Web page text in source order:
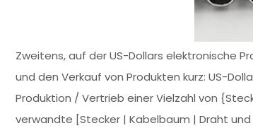
Zweitens, auf der US-Dollars elektronische
und den Verkauf von Produkten kurz: US-
Produktion / Vertrieb einer Vielzahl von
verwandte [Stecker | Kabelbaum | Draht